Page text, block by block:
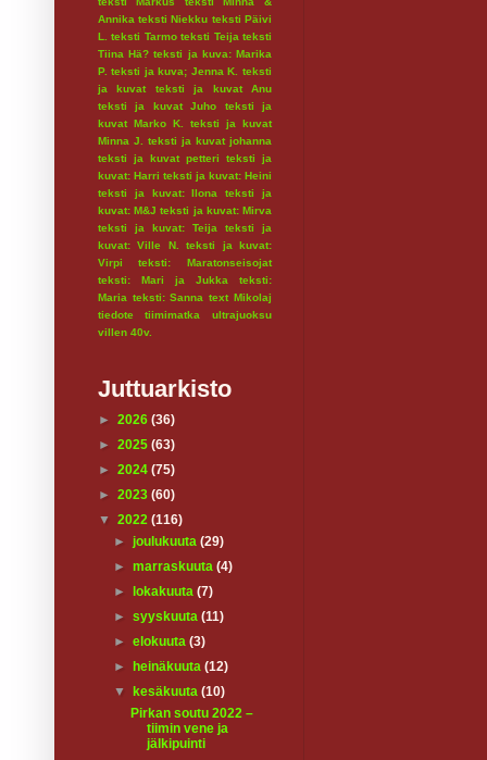
Annika teksti Niekku teksti Päivi
L.
teksti Tarmo teksti Teija teksti
Tiina Hä? teksti ja kuva: Marika
P. teksti ja kuva; Jenna K.
teksti
ja kuvat
teksti ja kuvat Anu
teksti ja kuvat Juho
teksti ja
kuvat Marko K.
teksti ja kuvat
Minna J.
teksti ja kuvat johanna
teksti ja kuvat petteri
teksti ja
kuvat: Harri teksti ja kuvat: Heini
teksti ja kuvat: Ilona
teksti ja
kuvat: M&J teksti ja kuvat: Mirva
teksti ja kuvat: Teija
teksti ja
kuvat: Ville N.
teksti ja kuvat:
Virpi
teksti: Maratonseisojat
teksti: Mari ja Jukka
teksti:
Maria teksti: Sanna text Mikolaj
tiedote
tiimimatka
ultrajuoksu
villen 40v.
Juttuarkisto
► 2026 (36)
► 2025 (63)
► 2024 (75)
► 2023 (60)
▼ 2022 (116)
►joulukuuta(29)
►marraskuuta(4)
►
lokakuuta(7)
►syyskuuta(11)
►elokuuta(3)
►
heinäkuuta(12)
▼
kesäkuuta(10)
Pirkan soutu 2022 –
tiimin vene ja
jälkipuinti